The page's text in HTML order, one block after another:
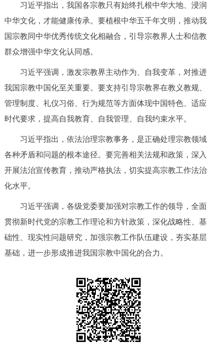
多语种
한국어
ESPAÑOL العربية PORTUGUÊS
ITALIANO
回到顶部
习近平指出，我国各宗教只有始终扎根中华大地、浸润
中华文化，才能健康传承。要植根中华五千年文明，推动我
国宗教同中华优秀传统文化相融合，引导宗教界人士和信教
群众增强中华文化认同感。
习近平强调，激发宗教界主动作为、自我变革，对推进
我国宗教中国化至关重要。要支持引导宗教界在教义教规、
管理制度、礼仪习俗、行为规范等方面体现中国特色、适应
时代要求，提高自我教育、自我管理、自我约束水平。
习近平指出，依法治理宗教事务，是正确处理宗教领域
各种矛盾和问题的根本途径。要完善相关法规和政策，深入
开展法治宣传教育，推动严格执法，切实提高宗教工作法治
化水平。
习近平强调，各级党委要加强对宗教工作的领导，全面
贯彻新时代党的宗教工作理论和方针政策，深化战略性、基
础性、现实性问题研究，加强宗教工作队伍建设，夯实基层
基础，进一步形成推进我国宗教中国化的合力。